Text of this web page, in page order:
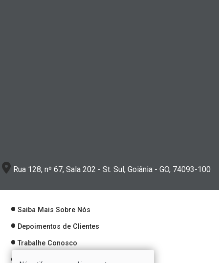
Rua 128, nº 67, Sala 202 - St. Sul, Goiânia - GO, 74093-100
Saiba Mais Sobre Nós
Depoimentos de Clientes
Trabalhe Conosco
Política de Privacidade